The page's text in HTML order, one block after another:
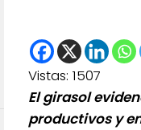
Vistas: 1507
El girasol
productivos y